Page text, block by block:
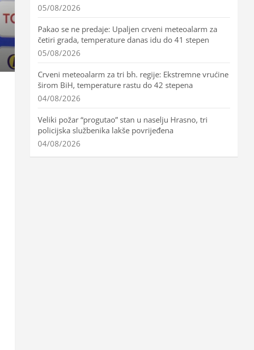
05/08/2026
Pakao se ne predaje: Upaljen crveni meteoalarm za
četiri grada, temperature danas idu do 41 stepen
05/08/2026
Crveni meteoalarm za tri bh. regije: Ekstremne vrućine
širom BiH, temperature rastu do 42 stepena
04/08/2026
Veliki požar “progutao” stan u naselju Hrasno, tri
policijska službenika lakše povrijeđena
04/08/2026